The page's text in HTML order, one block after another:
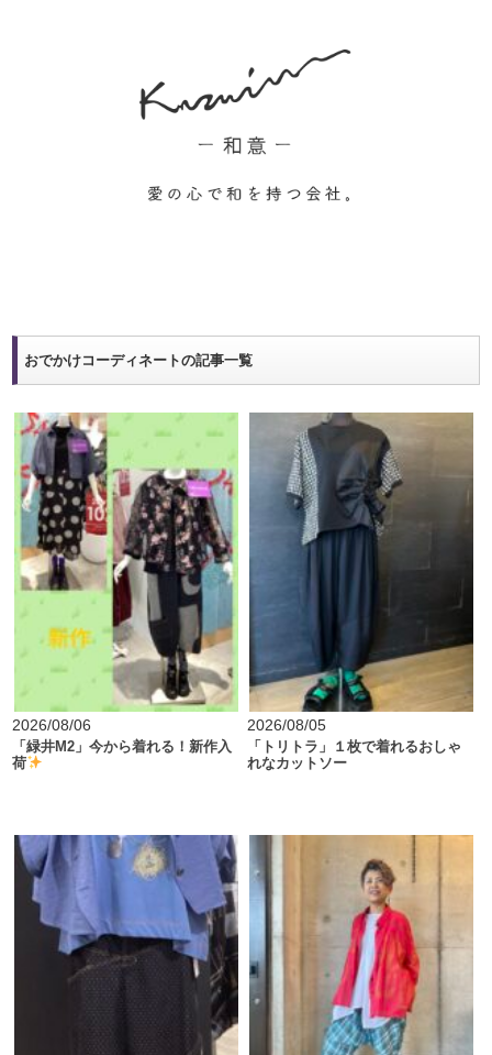
おでかけコーディネートの記事一覧
2026/08/06
「緑井M2」今から着れる！新作入
荷
2026/08/05
「トリトラ」１枚で着れるおしゃ
れなカットソー